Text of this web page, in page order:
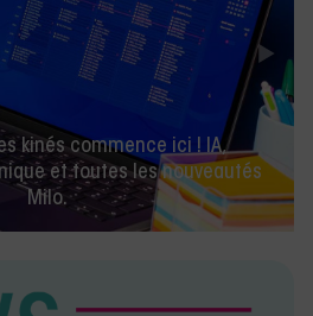
kinés commence ici ! IA,
et toutes les nouveautés
Milo.